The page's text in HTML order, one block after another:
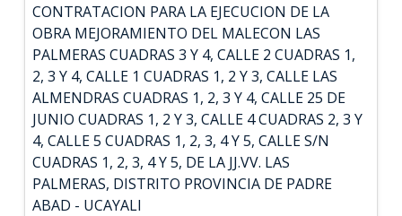
CONTRATACION PARA LA EJECUCION DE LA
OBRA MEJORAMIENTO DEL MALECON LAS
PALMERAS CUADRAS 3 Y 4, CALLE 2 CUADRAS 1,
2, 3 Y 4, CALLE 1 CUADRAS 1, 2 Y 3, CALLE LAS
ALMENDRAS CUADRAS 1, 2, 3 Y 4, CALLE 25 DE
JUNIO CUADRAS 1, 2 Y 3, CALLE 4 CUADRAS 2, 3 Y
4, CALLE 5 CUADRAS 1, 2, 3, 4 Y 5, CALLE S/N
CUADRAS 1, 2, 3, 4 Y 5, DE LA JJ.VV. LAS
PALMERAS, DISTRITO PROVINCIA DE PADRE
ABAD - UCAYALI